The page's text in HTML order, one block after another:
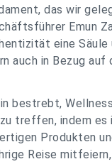
das wir
Emun
eine Säule
auch in Bezug
bestrebt,
treffen, indem
Produkten
Reise